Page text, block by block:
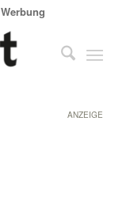
Werbung
ANZEIGE